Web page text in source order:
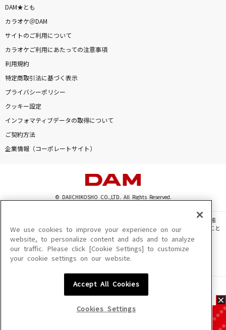
DAM★とも
カラオケ＠DAM
サイトのご利用について
カラオケご利用にあたっての注意事項
利用規約
特定商取引法に基づく表示
プライバシーポリシー
クッキー設定
インフォマティブデータの取得について
ご契約方法
企業情報（コーポレートサイト）
© DAIICHIKOSHO CO.,LTD. All Rights Reserved.
このサイトに掲載されている一切の文章・画像・写真・動画・音声等を、手段や形態
を問わず、著作権法の定める範囲を超えて無断で複製、転載、ファイル化などすること
を禁じます。
楽曲及びコンテンツは、機種によりご利用いただけない場合があります。
楽曲及びコンテンツの配信日、配信内容が変更になる場合があります。
We use cookies to improve your experience on our
website, to personalize content and ads and to analyze
our traffic. Please click [Cookie Settings] to customize
your cookie settings on our website.
Accept All Cookies
Cookies Settings